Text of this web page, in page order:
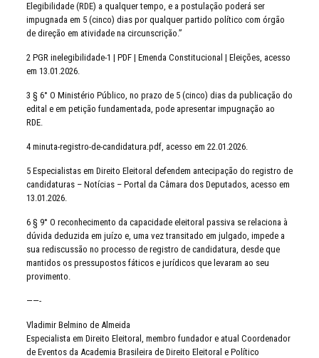
Elegibilidade (RDE) a qualquer tempo, e a postulação poderá ser
impugnada em 5 (cinco) dias por qualquer partido político com órgão
de direção em atividade na circunscrição.”
2 PGR inelegibilidade-1 | PDF | Emenda Constitucional | Eleições, acesso
em 13.01.2026.
3 § 6° O Ministério Público, no prazo de 5 (cinco) dias da publicação do
edital e em petição fundamentada, pode apresentar impugnação ao
RDE.
4 minuta-registro-de-candidatura.pdf, acesso em 22.01.2026.
5 Especialistas em Direito Eleitoral defendem antecipação do registro de
candidaturas – Notícias – Portal da Câmara dos Deputados, acesso em
13.01.2026.
6 § 9° O reconhecimento da capacidade eleitoral passiva se relaciona à
dúvida deduzida em juízo e, uma vez transitado em julgado, impede a
sua rediscussão no processo de registro de candidatura, desde que
mantidos os pressupostos fáticos e jurídicos que levaram ao seu
provimento.
——-
Vladimir Belmino de Almeida
Especialista em Direito Eleitoral, membro fundador e atual Coordenador
de Eventos da Academia Brasileira de Direito Eleitoral e Político